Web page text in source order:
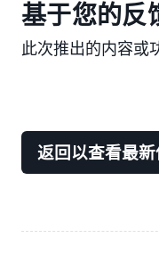
基于您的反
此次推出的内容或
返回以查看最新